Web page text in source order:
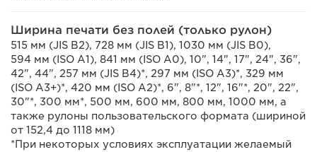
Ширина печати без полей (только рулон)
515 мм (JIS B2), 728 мм (JIS B1), 1030 мм (JIS B0),
594 мм (ISO A1), 841 мм (ISO A0), 10", 14", 17", 24", 36",
42", 44", 257 мм (JIS B4)*, 297 мм (ISO A3)*, 329 мм
(ISO A3+)*, 420 мм (ISO A2)*, 6", 8"*, 12", 16"*, 20", 22",
30"*, 300 мм*, 500 мм, 600 мм, 800 мм, 1000 мм, а
также рулоны пользовательского формата (шириной
от 152,4 до 1118 мм)
*При некоторых условиях эксплуатации желаемый